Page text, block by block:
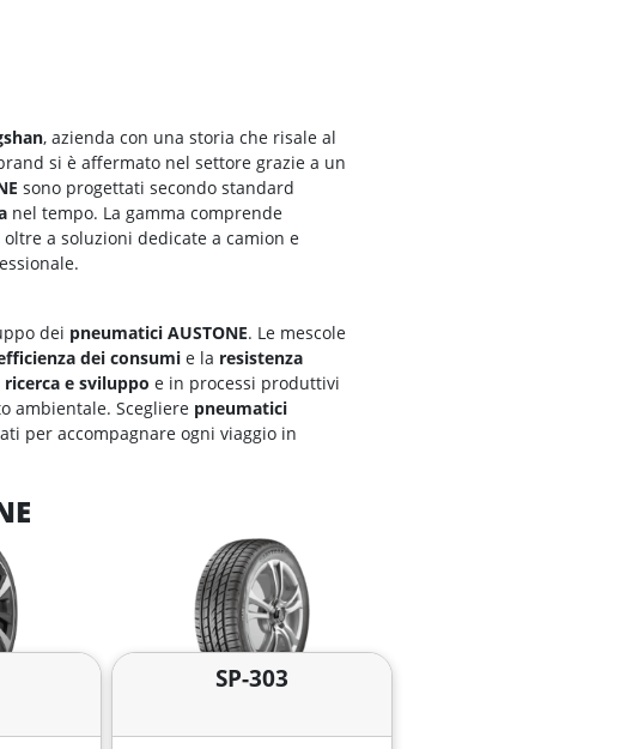
, azienda con una storia che risale al
si è affermato nel settore grazie a un
sono progettati secondo standard
nel tempo. La gamma comprende
a soluzioni dedicate a camion e
dei pneumatici AUSTONE. Le mescole
dei consumi e la resistenza
ricerca e sviluppo e in processi produttivi
ambientale. Scegliere pneumatici
per accompagnare ogni viaggio in
SP-303